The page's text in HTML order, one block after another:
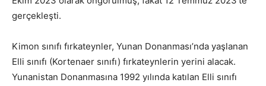
gerçekleşti.
Kimon sınıfı fırkateynler, Yunan Donanması’nda yaşlanan
Elli sınıfı (Kortenaer sınıfı) fırkateynlerin yerini alacak.
Yunanistan Donanmasına 1992 yılında katılan Elli sınıfı